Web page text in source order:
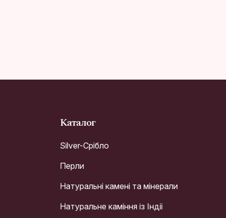
Каталог
Silver-Срібло
Перли
Натуральні камені та мінерали
Натуральне каміння із Індіі